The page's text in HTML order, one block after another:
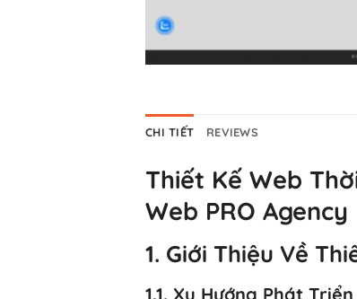
CHI TIẾT REVIEWS
Thiết Kế Web
Web PRO Agency
1. Giới Thiệu Về
1.1. Xu Hướng Phát